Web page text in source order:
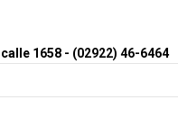
1658 - (02922) 46-6464